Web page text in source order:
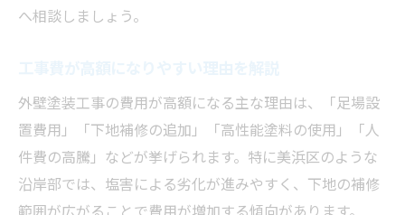
へ相談しましょう。
外壁塗装工事の費用が高額になる主な理由は、「足場設
置費用」「下地補修の追加」「高性能塗料の使用」「人
件費の高騰」などが挙げられます。特に美浜区のような
沿岸部では、塩害による劣化が進みやすく、下地の補修
範囲が広がることで費用が増加する傾向があります。